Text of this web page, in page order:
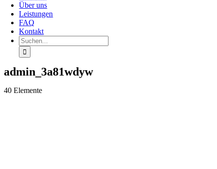
Über uns
Leistungen
FAQ
Kontakt
Suchen
nach:
admin_3a81wdyw
40 Elemente